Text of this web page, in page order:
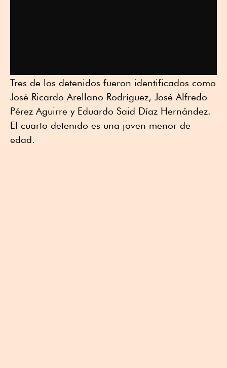
Tres de los detenidos fueron identificados como
José Ricardo Arellano Rodríguez, José Alfredo
Pérez Aguirre y Eduardo Said Díaz Hernández.
El cuarto detenido es una joven menor de
edad.